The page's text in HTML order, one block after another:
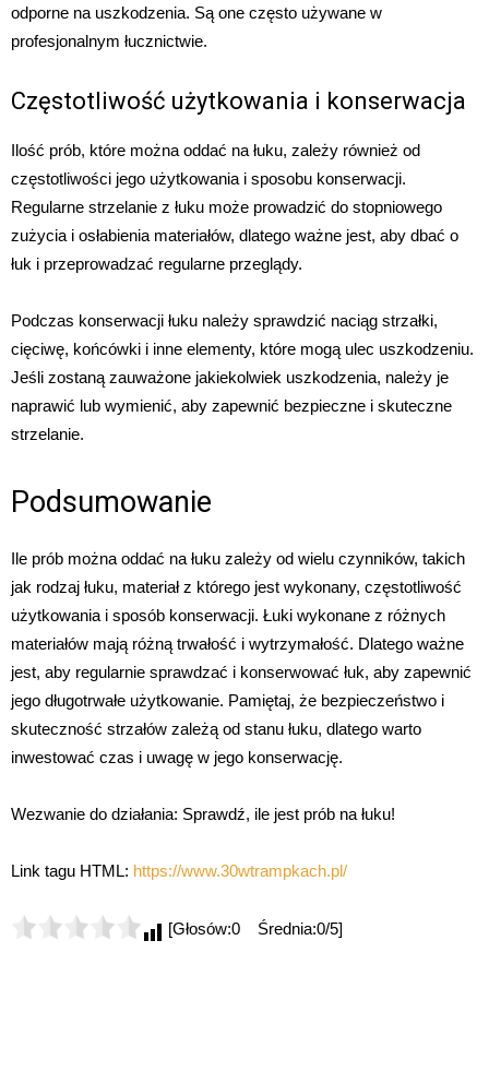
odporne na uszkodzenia. Są one często używane w
profesjonalnym łucznictwie.
Częstotliwość użytkowania i konserwacja
Ilość prób, które można oddać na łuku, zależy również od
częstotliwości jego użytkowania i sposobu konserwacji.
Regularne strzelanie z łuku może prowadzić do stopniowego
zużycia i osłabienia materiałów, dlatego ważne jest, aby dbać o
łuk i przeprowadzać regularne przeglądy.
Podczas konserwacji łuku należy sprawdzić naciąg strzałki,
cięciwę, końcówki i inne elementy, które mogą ulec uszkodzeniu.
Jeśli zostaną zauważone jakiekolwiek uszkodzenia, należy je
naprawić lub wymienić, aby zapewnić bezpieczne i skuteczne
strzelanie.
Podsumowanie
Ile prób można oddać na łuku zależy od wielu czynników, takich
jak rodzaj łuku, materiał z którego jest wykonany, częstotliwość
użytkowania i sposób konserwacji. Łuki wykonane z różnych
materiałów mają różną trwałość i wytrzymałość. Dlatego ważne
jest, aby regularnie sprawdzać i konserwować łuk, aby zapewnić
jego długotrwałe użytkowanie. Pamiętaj, że bezpieczeństwo i
skuteczność strzałów zależą od stanu łuku, dlatego warto
inwestować czas i uwagę w jego konserwację.
Wezwanie do działania: Sprawdź, ile jest prób na łuku!
Link tagu HTML: https://www.30wtrampkach.pl/
[Głosów:0 Średnia:0/5]